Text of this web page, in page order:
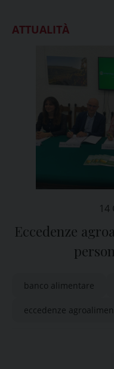
ATTUALITÀ
14
Eccedenze
banco alimentare
eccedenze